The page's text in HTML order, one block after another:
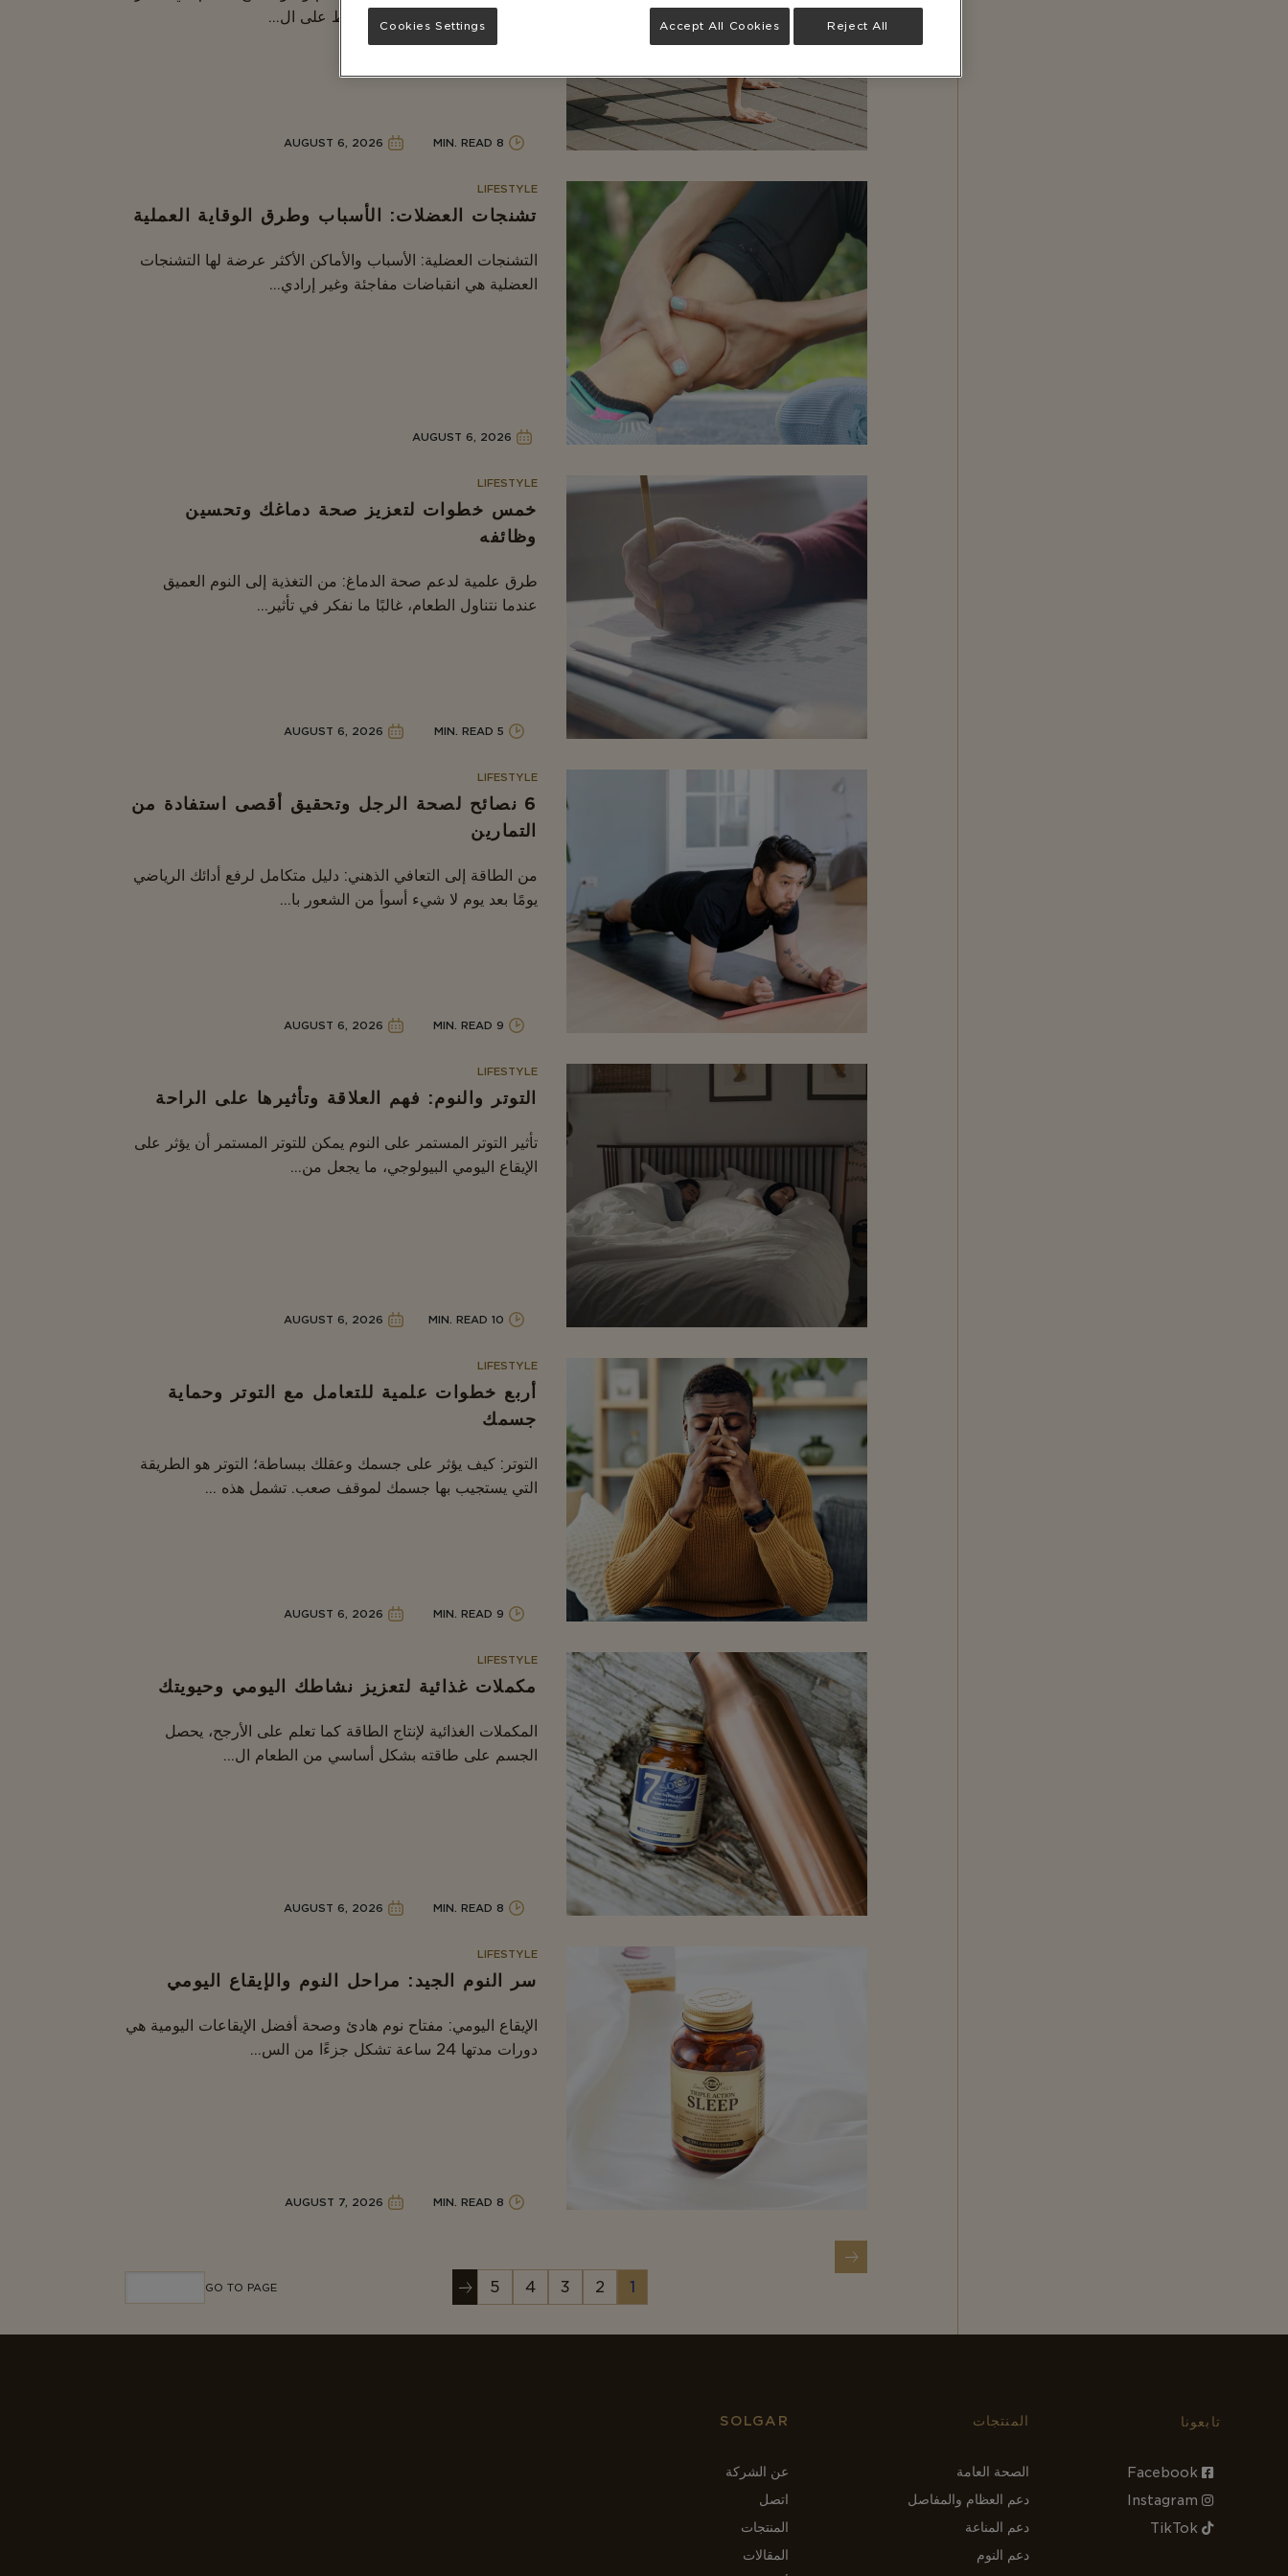
العضلات الهيكلية لا تساعدنا فقط على ال...
8 MIN. READ
AUGUST 6, 2026
LIFESTYLE
تشنجات العضلات: الأسباب وطرق الوقاية العملية
التشنجات العضلية: الأسباب والأماكن الأكثر عرضة لها التشنجات
العضلية هي انقباضات مفاجئة وغير إرادي...
AUGUST 6, 2026
LIFESTYLE
خمس خطوات لتعزيز صحة دماغك وتحسين
وظائفه
طرق علمية لدعم صحة الدماغ: من التغذية إلى النوم العميق
عندما نتناول الطعام، غالبًا ما نفكر في تأثير...
5 MIN. READ
AUGUST 6, 2026
LIFESTYLE
6 نصائح لصحة الرجل وتحقيق أقصى استفادة من
التمارين
من الطاقة إلى التعافي الذهني: دليل متكامل لرفع أدائك الرياضي
يومًا بعد يوم لا شيء أسوأ من الشعور با...
9 MIN. READ
AUGUST 6, 2026
LIFESTYLE
التوتر والنوم: فهم العلاقة وتأثيرها على الراحة
تأثير التوتر المستمر على النوم يمكن للتوتر المستمر أن يؤثر على
الإيقاع اليومي البيولوجي، ما يجعل من...
10 MIN. READ
AUGUST 6, 2026
LIFESTYLE
أربع خطوات علمية للتعامل مع التوتر وحماية
جسمك
التوتر: كيف يؤثر على جسمك وعقلك ببساطة؛ التوتر هو الطريقة
التي يستجيب بها جسمك لموقف صعب. تشمل هذه ...
9 MIN. READ
AUGUST 6, 2026
LIFESTYLE
مكملات غذائية لتعزيز نشاطك اليومي وحيويتك
المكملات الغذائية لإنتاج الطاقة كما تعلم على الأرجح، يحصل
الجسم على طاقته بشكل أساسي من الطعام ال...
8 MIN. READ
AUGUST 6, 2026
LIFESTYLE
سر النوم الجيد: مراحل النوم والإيقاع اليومي
الإيقاع اليومي: مفتاح نوم هادئ وصحة أفضل الإيقاعات اليومية هي
دورات مدتها 24 ساعة تشكل جزءًا من الس...
8 MIN. READ
AUGUST 7, 2026
الصفحة
1 الصفحة
2 الصفحة
3 الصفحة
4 الصفحة
5
GO TO PAGE
تابعونا المنتجات
الصحة العامة
دعم العظام والمفاصل
دعم المناعة
دعم النوم
SOLGAR
عن الشركة
اتصل
المنتجات
المقالات
Reject All
Accept All Cookies
Cookies Settings